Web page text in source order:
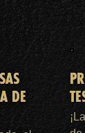
DE